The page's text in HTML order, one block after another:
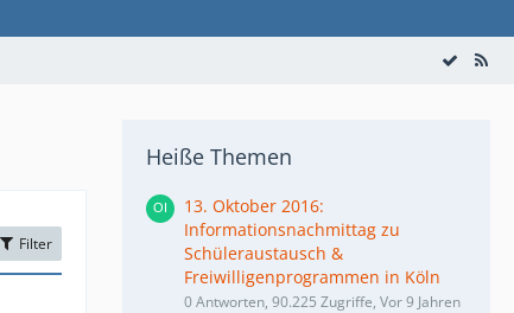
Filter
Heiße Themen
13. Oktober 2016:
Informationsnachmittag zu
Schüleraustausch &
Freiwilligenprogrammen in Köln
0 Antworten, 90.225 Zugriffe, Vor 9 Jahren